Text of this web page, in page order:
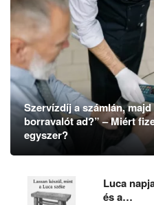
Szervízdíj a számlán,
borravalót ad?” – Miért
egyszer?
Luca
és a…